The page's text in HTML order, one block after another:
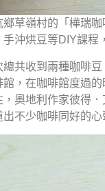
鄉草嶺村的「樺瑞
手沖烘豆等DIY課程
總共收到兩種咖啡
館，在咖啡館度過
，奧地利作家彼得
不少咖啡同好的心